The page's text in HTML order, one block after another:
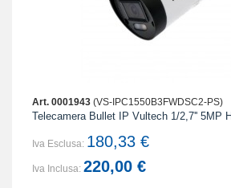
Art. 0001943 (VS-IPC1550B3FWDSC2-PS)
Telecamera Bullet IP Vultech 1/2,7'' 5MP
Iva Esclusa: 180,33 €
Iva Inclusa: 220,00 €